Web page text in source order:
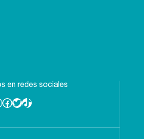
en redes sociales
Facebook Twitter TikTok